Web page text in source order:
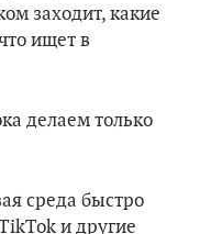
заходит, какие
ищет в
делаем только
среда быстро
и другие